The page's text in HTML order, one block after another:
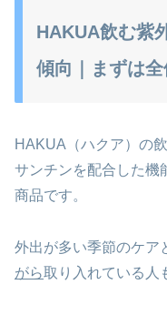
HAKUA飲む紫
傾向｜まずは
HAKUA（ハクア）の
サンチンを配合した機
商品です。
外出が多い季節のケア
がら取り入れている人